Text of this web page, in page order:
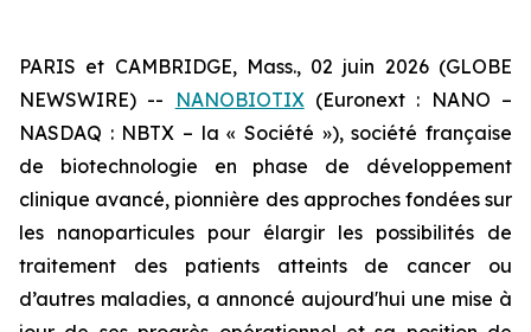
PARIS et CAMBRIDGE, Mass., 02 juin 2026 (GLOBE
NEWSWIRE) --
NANOBIOTIX(Euronext : NANO –
NASDAQ : NBTX – la « Société »), société française
de biotechnologie en phase de développement
clinique avancé, pionnière des approches fondées sur
les nanoparticules pour élargir les possibilités de
traitement des patients atteints de cancer ou
d’autres maladies, a annoncé aujourd'hui une mise à